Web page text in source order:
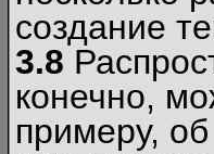
создание
3.8
конечно,
примеру,